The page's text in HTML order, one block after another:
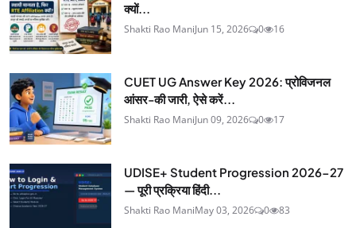
क्यों...
Shakti Rao ManiJun 15, 2026 0 16
CUET UG Answer Key 2026: प्रोविजनल
आंसर-की जारी, ऐसे करें...
Shakti Rao ManiJun 09, 2026 0 17
UDISE+ Student Progression 2026-27
— पूरी प्रक्रिया हिंदी...
Shakti Rao ManiMay 03, 2026 0 83